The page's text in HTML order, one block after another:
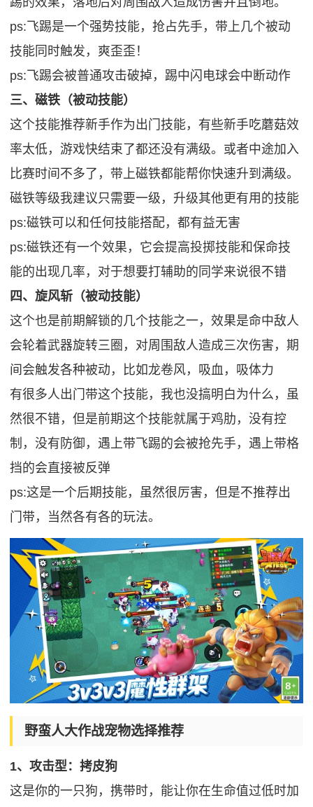
ps:飞踢是一个强势技能，抢占先手，带上几个被动
技能同时触发，爽歪歪！
ps:飞踢会被普通攻击破掉，踢中闪电球会中断动作
三、磁铁（被动技能）
这个技能推荐新手作为出门技能，有些新手吃蘑菇效
率太低，游戏快结束了都还没有满级。或者中途加入
比赛时间不多了，带上磁铁都能帮你快速升到满级。
磁铁等级我建议只需要一级，升级其他更有用的技能
ps:磁铁可以和任何技能搭配，都有益无害
ps:磁铁还有一个效果，它会提高投掷技能和保命技
能的出现几率，对于想要打辅助的同学来说很不错
四、旋风斩（被动技能）
这个也是前期解锁的几个技能之一，效果是命中敌人
会轮着武器旋转三圈，对周围敌人造成三次伤害，期
间会触发各种被动，比如龙卷风，吸血，吸体力
有很多人出门带这个技能，我也没搞明白为什么，虽
然很不错，但是前期这个技能就属于鸡肋，没有控
制，没有防御，遇上带飞踢的会被抢先手，遇上带格
挡的会直接被反弹
ps:这是一个后期技能，虽然很厉害，但是不推荐出
门带，当然各有各的玩法。
野蛮人大作战宠物选择推荐
1、攻击型：拷皮狗
这是你的一只狗，携带时，能让你在生命值过低时加